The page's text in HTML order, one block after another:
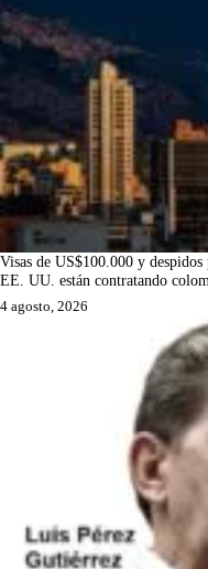
Visas de US$100.000 y
EE. UU. están contratando
4 agosto, 2026